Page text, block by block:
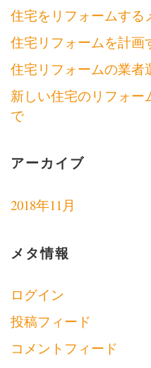
住宅をリフォームする
住宅リフォームを計画
住宅リフォームの業者
新しい住宅のリフォ
で
アーカイブ
2018年11月
メタ情報
ログイン
投稿フィード
コメントフィード